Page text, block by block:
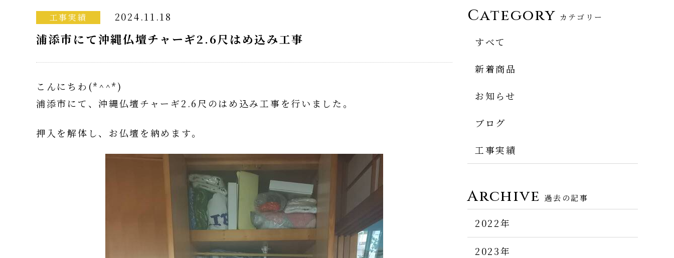
工事実績 2024.11.18
浦添市にて沖縄仏壇チャーギ2.6尺はめ込み工事
こんにちわ(*^^*)
浦添市にて、沖縄仏壇チャーギ2.6尺のはめ込み工事を行いました。
押入を解体し、お仏壇を納めます。
Category カテゴリー
すべて
新着商品
お知らせ
ブログ
工事実績
Archive 過去の記事
2022年
11月
2023年